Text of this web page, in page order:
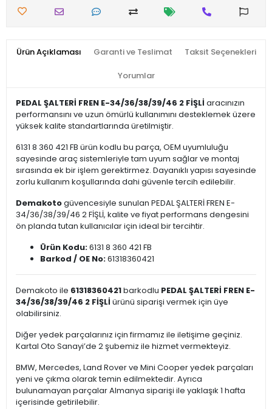
Ürün Açıklaması Garanti ve Teslimat Taksit Seçenekleri
Yorumlar
PEDAL ŞALTERİ FREN E-34/36/38/39/46 2 FİŞLİ aracınızın
performansını ve uzun ömürlü kullanımını desteklemek üzere
yüksek kalite standartlarında üretilmiştir.
6131 8 360 421 FB ürün kodlu bu parça, OEM uyumluluğu
sayesinde araç sistemleriyle tam uyum sağlar ve montaj
sırasında ek bir işlem gerektirmez. Dayanıklı yapısı sayesinde
zorlu kullanım koşullarında dahi güvenle tercih edilebilir.
Demakotogüvencesiyle sunulan PEDAL ŞALTERİ FREN E-
34/36/38/39/46 2 FİŞLİ, kalite ve fiyat performans dengesini
ön planda tutan kullanıcılar için ideal bir tercihtir.
Ürün Kodu:6131 8 360 421 FB
Barkod / OE No:61318360421
Demakoto ile 61318360421barkodlu PEDAL ŞALTERİ FREN E-
34/36/38/39/46 2 FİŞLİ ürünü siparişi vermek için üye
olabilirsiniz.
Diğer yedek parçalarınız için firmamız ile iletişime geçiniz.
Kartal Oto Sanayi’de 2 şubemiz ile hizmet vermekteyiz.
BMW, Mercedes, Land Rover ve Mini Cooper yedek parçaları
yeni ve çıkma olarak temin edilmektedir. Ayrıca
bulunamayan parçalar Almanya siparişi ile yaklaşık 1 hafta
içerisinde getirilebilir.